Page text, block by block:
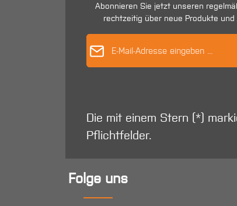
Abonnieren Sie jetzt unseren
rechtzeitig über neue Produkte
Die mit einem Stern (*)
Pflichtfelder.
Folge uns